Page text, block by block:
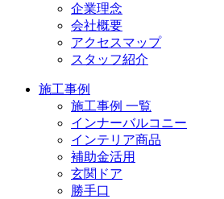
企業理念
会社概要
アクセスマップ
スタッフ紹介
施工事例
施工事例 一覧
インナーバルコニー
インテリア商品
補助金活用
玄関ドア
勝手口